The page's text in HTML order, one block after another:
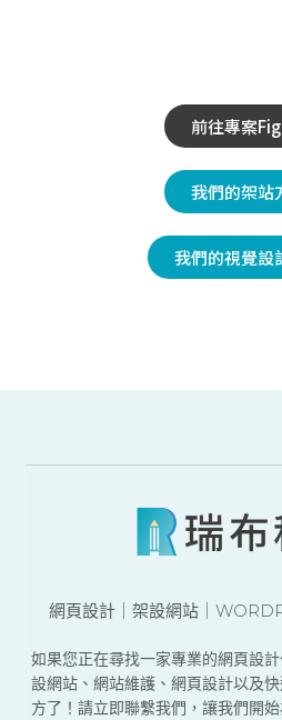
前往專案
我們的架站
我們的視覺設
網頁設計｜架設網站｜
如果您正在尋找一家專業的網頁設
設網站、網站維護、網頁設計以及
方了！請立即聯繫我們，讓我們開